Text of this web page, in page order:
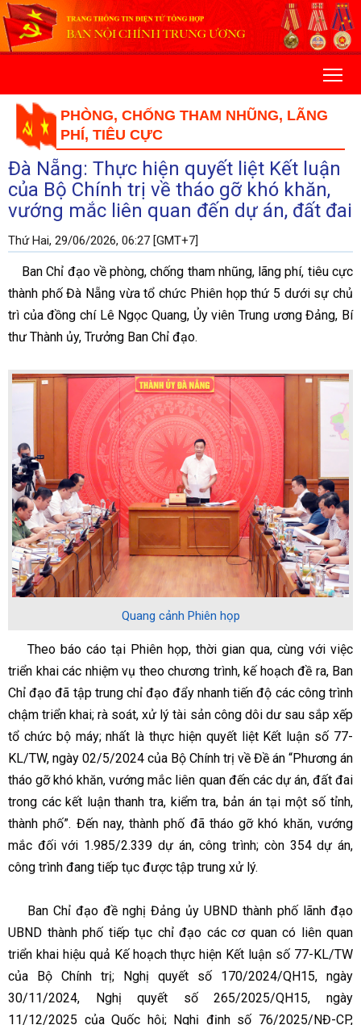
PHÒNG, CHỐNG THAM NHŨNG, LÃNG
PHÍ, TIÊU CỰC
Đà Nẵng: Thực hiện quyết liệt Kết luận
của Bộ Chính trị về tháo gỡ khó khăn,
vướng mắc liên quan đến dự án, đất đai
Thứ Hai, 29/06/2026, 06:27 [GMT+7]
Ban Chỉ đạo về phòng, chống tham nhũng, lãng phí, tiêu cực
thành phố Đà Nẵng vừa tổ chức Phiên họp thứ 5 dưới sự chủ
trì của đồng chí Lê Ngọc Quang, Ủy viên Trung ương Đảng, Bí
thư Thành ủy, Trưởng Ban Chỉ đạo.
Quang cảnh Phiên họp
Theo báo cáo tại Phiên họp, thời gian qua, cùng với việc
triển khai các nhiệm vụ theo chương trình, kế hoạch đề ra, Ban
Chỉ đạo đã tập trung chỉ đạo đẩy nhanh tiến độ các công trình
chậm triển khai; rà soát, xử lý tài sản công dôi dư sau sắp xếp
tổ chức bộ máy; nhất là thực hiện quyết liệt Kết luận số 77-
KL/TW, ngày 02/5/2024 của Bộ Chính trị về Đề án “Phương án
tháo gỡ khó khăn, vướng mắc liên quan đến các dự án, đất đai
trong các kết luận thanh tra, kiểm tra, bản án tại một số tỉnh,
thành phố”. Đến nay, thành phố đã tháo gỡ khó khăn, vướng
mắc đối với 1.985/2.339 dự án, công trình; còn 354 dự án,
công trình đang tiếp tục được tập trung xử lý.
Ban Chỉ đạo đề nghị Đảng ủy UBND thành phố lãnh đạo
UBND thành phố tiếp tục chỉ đạo các cơ quan có liên quan
triển khai hiệu quả Kế hoạch thực hiện Kết luận số 77-KL/TW
của Bộ Chính trị; Nghị quyết số 170/2024/QH15, ngày
30/11/2024, Nghị quyết số 265/2025/QH15, ngày
11/12/2025 của Quốc hội; Nghị định số 76/2025/NĐ-CP,